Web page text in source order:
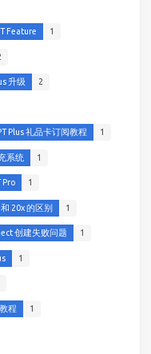
Feature 1
升级 2
Plus 礼品卡订阅教程 1
系统 1
Pro 1
20x 的区别 1
创建失败问题 1
1
程 1